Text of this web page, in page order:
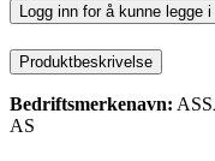
Logg inn for å kunne legge
Produktbeskrivelse
Bedriftsmerkenavn:
AS